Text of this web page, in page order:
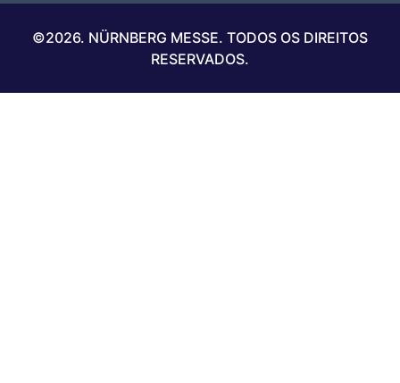
©2026. NÜRNBERG MESSE. TODOS OS DIREITOS
RESERVADOS.